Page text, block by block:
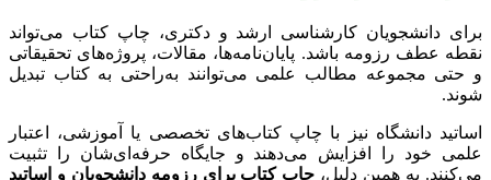
برای دانشجویان کارشناسی ارشد و دکتری، چاپ کتاب می‌تواند
نقطه عطف رزومه باشد. پایان‌نامه‌ها، مقالات، پروژه‌های تحقیقاتی
و حتی مجموعه مطالب علمی می‌توانند به‌راحتی به کتاب تبدیل
شوند.
اساتید دانشگاه نیز با چاپ کتاب‌های تخصصی یا آموزشی، اعتبار
علمی خود را افزایش می‌دهند و جایگاه حرفه‌ای‌شان را تثبیت
می‌کنند. به همین دلیل، چاپ کتاب برای رزومه دانشجویان و اساتید